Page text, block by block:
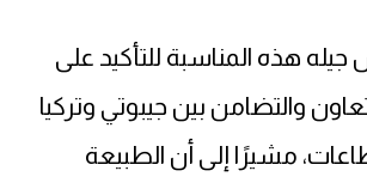
هذه المناسبة للتأكيد على
والتضامن بين جيبوتي وتركيا
مشيرًا إلى أن الطبيعة